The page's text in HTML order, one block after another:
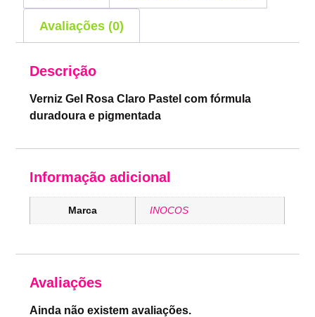
Avaliações (0)
Descrição
Verniz Gel Rosa Claro Pastel com fórmula
duradoura e pigmentada
Informação adicional
Marca INOCOS
Avaliações
Ainda não existem avaliações.